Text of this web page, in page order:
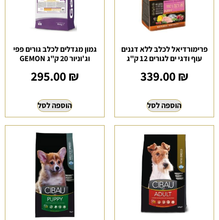
פרימורדיאל לכלב ללא דגנים
עוף ודגי ים לגורים 12 ק"ג
339.00₪
הוספה לסל
גמון מגדלים לכלב גורים פפי
וג'וניור 20 ק"ג GEMON
295.00₪
הוספה לסל